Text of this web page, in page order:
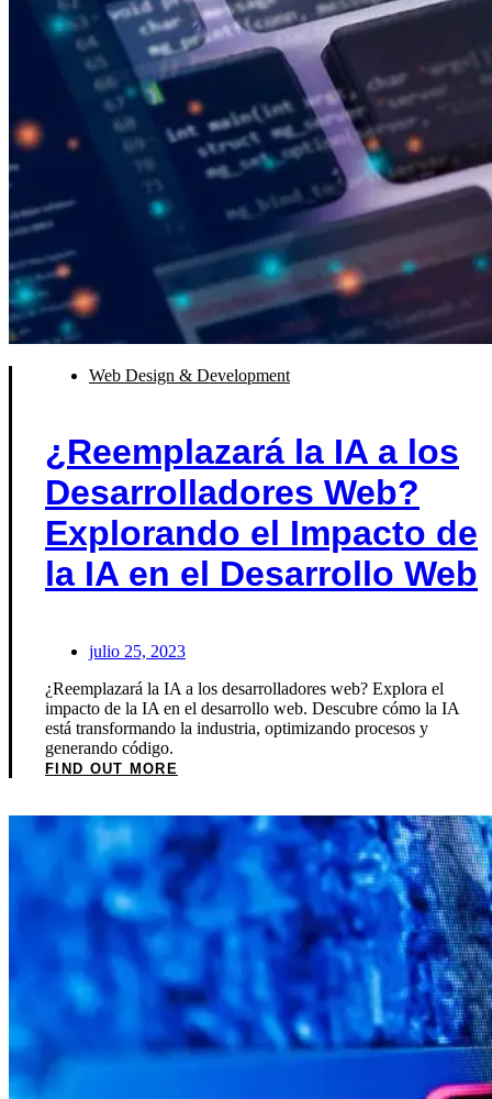
Web Design & Development
¿Reemplazará la IA a los
Desarrolladores Web?
Explorando el Impacto de
la IA en el Desarrollo Web
julio 25, 2023
¿Reemplazará la IA a los desarrolladores web? Explora el
impacto de la IA en el desarrollo web. Descubre cómo la IA
está transformando la industria, optimizando procesos y
generando código.
FIND OUT MORE